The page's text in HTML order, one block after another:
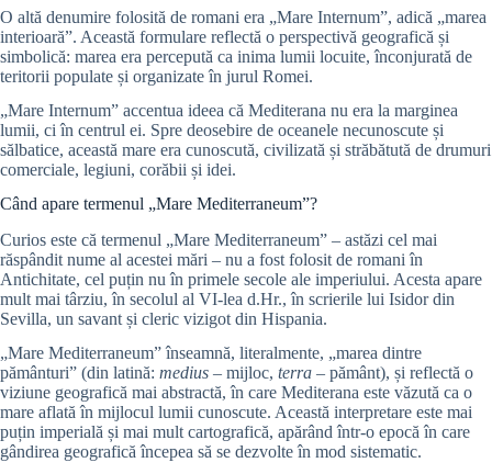
O altă denumire folosită de romani era „Mare Internum”, adică „marea
interioară”. Această formulare reflectă o perspectivă geografică și
simbolică: marea era percepută ca inima lumii locuite, înconjurată de
teritorii populate și organizate în jurul Romei.
„Mare Internum” accentua ideea că Mediterana nu era la marginea
lumii, ci în centrul ei. Spre deosebire de oceanele necunoscute și
sălbatice, această mare era cunoscută, civilizată și străbătută de drumuri
comerciale, legiuni, corăbii și idei.
Când apare termenul „Mare Mediterraneum”?
Curios este că termenul „Mare Mediterraneum” – astăzi cel mai
răspândit nume al acestei mări – nu a fost folosit de romani în
Antichitate, cel puțin nu în primele secole ale imperiului. Acesta apare
mult mai târziu, în secolul al VI-lea d.Hr., în scrierile lui Isidor din
Sevilla, un savant și cleric vizigot din Hispania.
„Mare Mediterraneum” înseamnă, literalmente, „marea dintre
pământuri” (din latină: medius – mijloc, terra – pământ), și reflectă o
viziune geografică mai abstractă, în care Mediterana este văzută ca o
mare aflată în mijlocul lumii cunoscute. Această interpretare este mai
puțin imperială și mai mult cartografică, apărând într-o epocă în care
gândirea geografică începea să se dezvolte în mod sistematic.